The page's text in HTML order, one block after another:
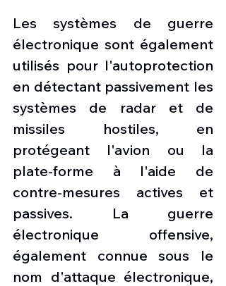
Les systèmes de guerre
électronique sont également
utilisés pour l'autoprotection
en détectant passivement les
systèmes de radar et de
missiles hostiles, en
protégeant l'avion ou la
plate-forme à l'aide de
contre-mesures actives et
passives. La guerre
électronique offensive,
également connue sous le
nom d'attaque électronique,